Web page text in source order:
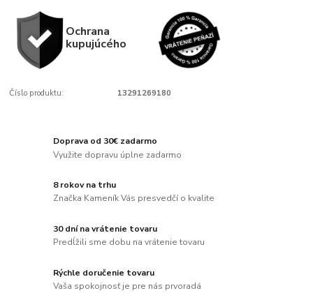
Ochrana
kupujúcého
Číslo produktu: 13291269180
Doprava od 30€ zadarmo
Využite dopravu úplne zadarmo
8 rokov na trhu
Značka Kameník Vás presvedčí o kvalite
30 dní na vrátenie tovaru
Predĺžili sme dobu na vrátenie tovaru
Rýchle doručenie tovaru
Vaša spokojnosť je pre nás prvoradá